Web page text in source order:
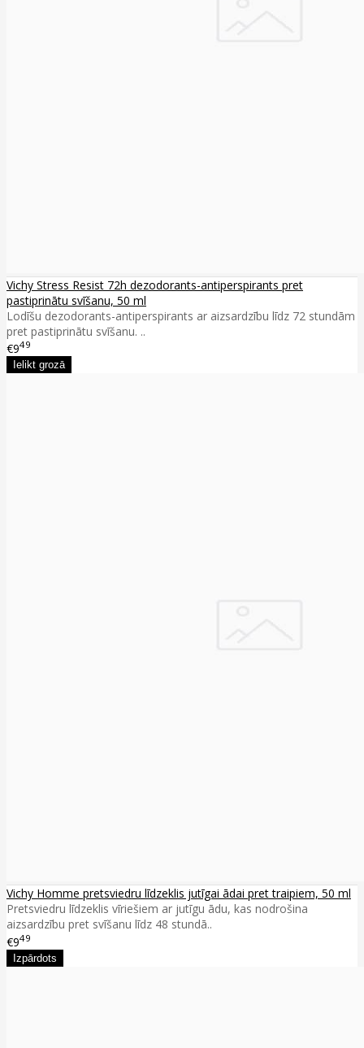
Vichy Stress Resist 72h dezodorants-antiperspirants pret
pastiprinātu svīšanu, 50 ml
Lodīšu dezodorants-antiperspirants ar aizsardzību līdz 72 stundām
pret pastiprinātu svīšanu. ..
€949
Vichy Homme pretsviedru līdzeklis jutīgai ādai pret traipiem, 50 ml
Pretsviedru līdzeklis vīriešiem ar jutīgu ādu, kas nodrošina
aizsardzību pret svīšanu līdz 48 stundā..
€949